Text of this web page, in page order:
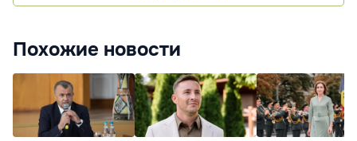
Похожие новости